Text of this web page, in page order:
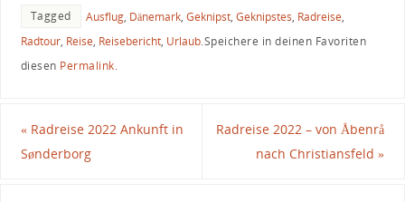
Tagged Ausflug, Dänemark, Geknipst, Geknipstes, Radreise,
Radtour, Reise, Reisebericht, Urlaub.Speichere in deinen Favoriten
diesen Permalink.
«Radreise 2022 Ankunft in
Sønderborg
Radreise 2022 – von Åbenrå
nach Christiansfeld»